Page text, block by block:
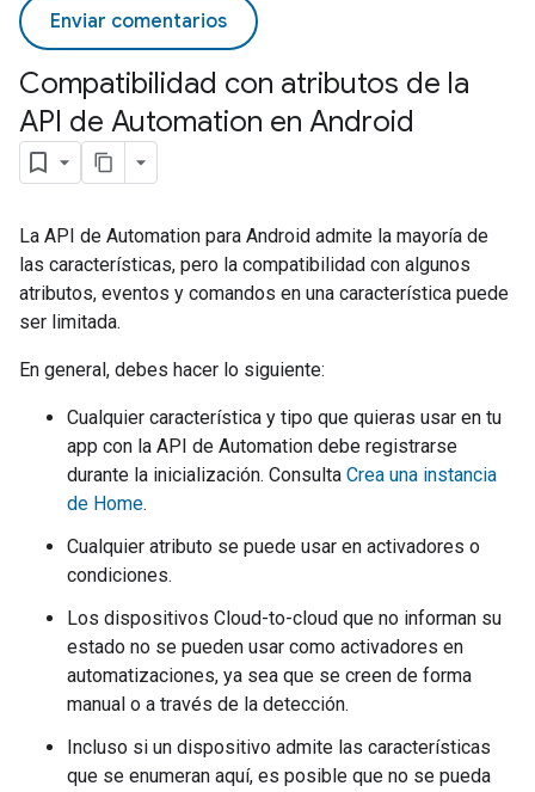
Enviar comentarios
Compatibilidad con atributos de la
API de Automation en Android
La API de Automation para Android admite la mayoría de
las características, pero la compatibilidad con algunos
atributos, eventos y comandos en una característica puede
ser limitada.
En general, debes hacer lo siguiente:
Cualquier característica y tipo que quieras usar en tu
app con la API de Automation debe registrarse
durante la inicialización. Consulta Crea una instancia
de Home.
Cualquier atributo se puede usar en activadores o
condiciones.
Los dispositivos Cloud-to-cloud que no informan su
estado no se pueden usar como activadores en
automatizaciones, ya sea que se creen de forma
manual o a través de la detección.
Incluso si un dispositivo admite las características
que se enumeran aquí, es posible que no se pueda